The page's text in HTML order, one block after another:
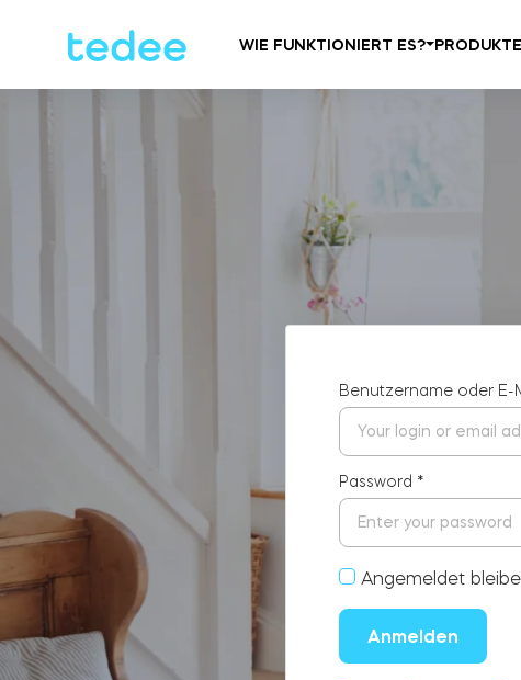
WIE FUNKTIONIERT ES?
Benutzername oder E-
Password *
Angemeldet
Anmelden